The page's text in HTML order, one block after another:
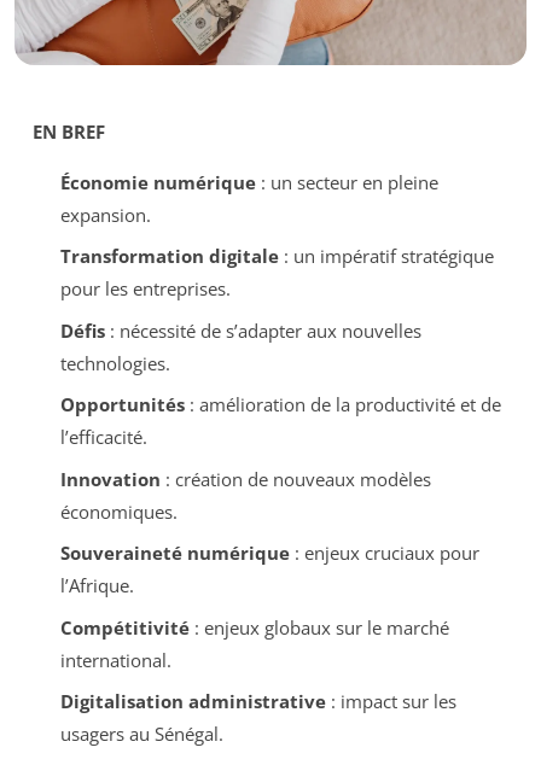
EN BREF
Économie numérique: un secteur en pleine
expansion.
Transformation digitale: un impératif stratégique
pour les entreprises.
Défis: nécessité de s’adapter aux nouvelles
technologies.
Opportunités: amélioration de la productivité et de
l’efficacité.
Innovation : création de nouveaux modèles
économiques.
Souveraineté numérique: enjeux cruciaux pour
l’Afrique.
Compétitivité: enjeux globaux sur le marché
international.
Digitalisation administrative: impact sur les
usagers au Sénégal.